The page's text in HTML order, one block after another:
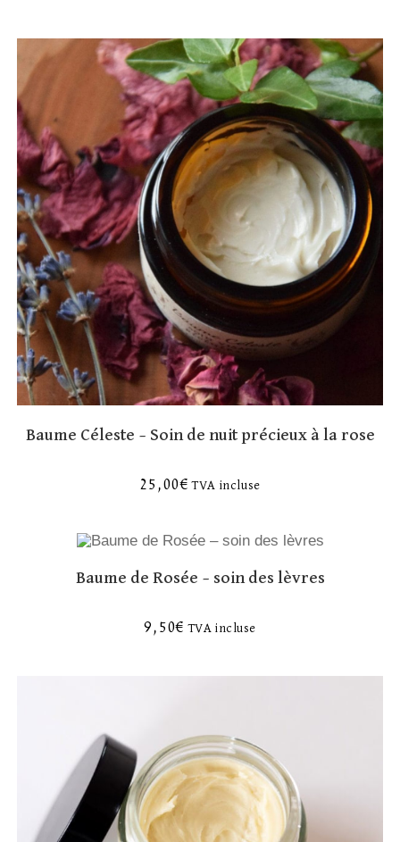
Baume Céleste – Soin de nuit précieux à la rose
25,00€ TVA incluse
Baume de Rosée – soin des lèvres
9,50€ TVA incluse